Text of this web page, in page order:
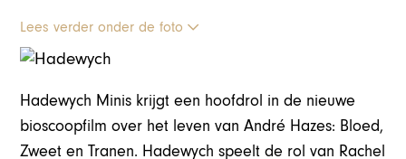
Lees verder onder de foto
Hadewych Minis krijgt een hoofdrol in de nieuwe
bioscoopfilm over het leven van André Hazes: Bloed,
Zweet en Tranen. Hadewych speelt de rol van Rachel